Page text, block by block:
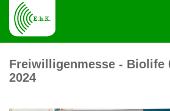
Freiwilligenmesse - Biolife
2024